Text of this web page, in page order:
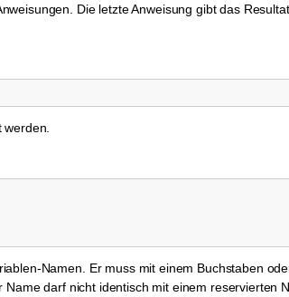
Die letzte Anweisung gibt das
Namen. Er muss mit einem Buchstaben
darf nicht identisch mit einem reservierten